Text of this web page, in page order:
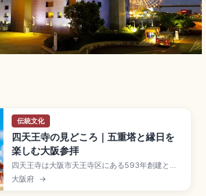
伝統文化
四天王寺の見どころ｜五重塔と縁日を
楽しむ大阪参拝
四天王寺は大阪市天王寺区にある593年創建と伝
わる「和宗」総本山で、聖徳太子が建立した日本
最古級の官寺。中門・五重塔・金堂・講堂が一直
大阪府 →